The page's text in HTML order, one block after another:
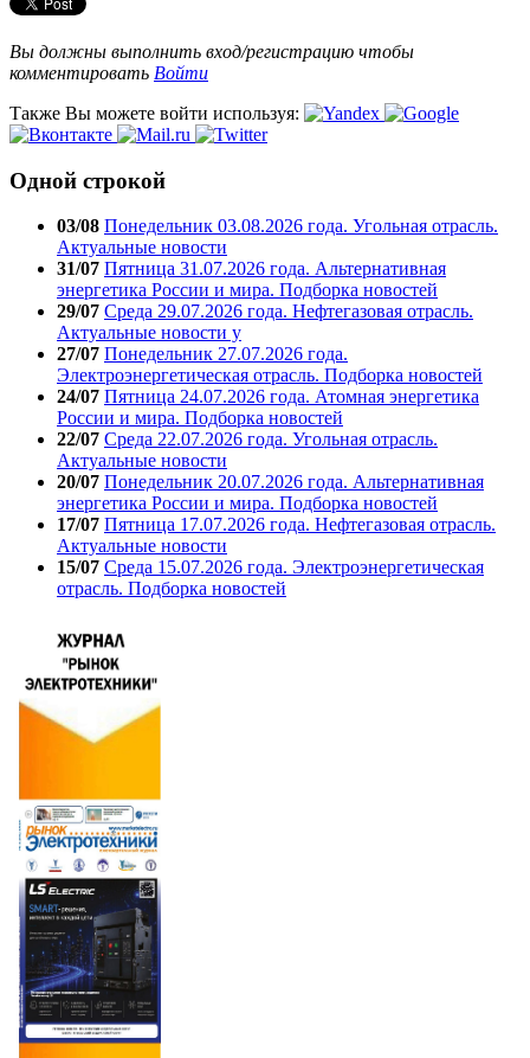
Вы должны выполнить вход/регистрацию чтобы
комментировать Войти
Также Вы можете войти используя:
Одной строкой
03/08 Понедельник 03.08.2026 года. Угольная отрасль.
Актуальные новости
31/07 Пятница 31.07.2026 года. Альтернативная
энергетика России и мира. Подборка новостей
29/07 Среда 29.07.2026 года. Нефтегазовая отрасль.
Актуальные новости у
27/07 Понедельник 27.07.2026 года.
Электроэнергетическая отрасль. Подборка новостей
24/07 Пятница 24.07.2026 года. Атомная энергетика
России и мира. Подборка новостей
22/07 Среда 22.07.2026 года. Угольная отрасль.
Актуальные новости
20/07 Понедельник 20.07.2026 года. Альтернативная
энергетика России и мира. Подборка новостей
17/07 Пятница 17.07.2026 года. Нефтегазовая отрасль.
Актуальные новости
15/07 Среда 15.07.2026 года. Электроэнергетическая
отрасль. Подборка новостей